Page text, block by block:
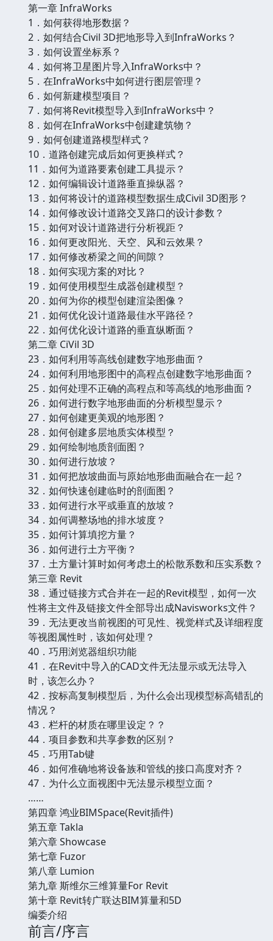
第一章 InfraWorks
1．如何获得地形数据？
2．如何结合Civil 3D把地形导入到InfraWorks？
3．如何设置坐标系？
4．如何将卫星图片导入InfraWorks中？
5．在InfraWorks中如何进行图层管理？
6．如何新建模型项目？
7．如何将Revit模型导入到InfraWorks中？
8．如何在InfraWorks中创建建筑物？
9．如何创建道路模型样式？
10．道路创建完成后如何更换样式？
11．如何为道路要素创建工具提示？
12．如何编辑设计道路垂直操纵器？
13．如何将设计的道路模型数据生成Civil 3D图形？
14．如何修改设计道路交叉路口的设计参数？
15．如何对设计道路进行分析视距？
16．如何更改阳光、天空、风和云效果？
17．如何修改桥梁之间的间隙？
18．如何实现方案的对比？
19．如何使用模型生成器创建模型？
20．如何为你的模型创建渲染图像？
21．如何优化设计道路最佳水平路径？
22．如何优化设计道路的垂直纵断面？
第二章 CiVil 3D
23．如何利用等高线创建数字地形曲面？
24．如何利用地形图中的高程点创建数字地形曲面？
25．如何处理不正确的高程点和等高线的地形曲面？
26．如何进行数字地形曲面的分析模型显示？
27．如何创建更美观的地形图？
28．如何创建多层地质实体模型？
29．如何绘制地质剖面图？
30．如何进行放坡？
31．如何把放坡曲面与原始地形曲面融合在一起？
32．如何快速创建临时的剖面图？
33．如何进行水平或垂直的放坡？
34．如何调整场地的排水坡度？
35．如何计算填挖方量？
36．如何进行土方平衡？
37．土方量计算时如何考虑土的松散系数和压实系数？
第三章 Revit
38．通过链接方式合并在一起的Revit模型，如何一次
性将主文件及链接文件全部导出成Navisworks文件？
39．无法更改当前视图的可见性、视觉样式及详细程度
等视图属性时，该如何处理？
40．巧用浏览器组织功能
41．在Revit中导入的CAD文件无法显示或无法导入
时，该怎么办？
42．按标高复制模型后，为什么会出现模型标高错乱的
情况？
43．栏杆的材质在哪里设定？？
44．项目参数和共享参数的区别？
45．巧用Tab键
46．如何准确地将设备族和管线的接口高度对齐？
47．为什么立面视图中无法显示模型立面？
……
第四章 鸿业BIMSpace(Revit插件)
第五章 Takla
第六章 Showcase
第七章 Fuzor
第八章 Lumion
第九章 斯维尔三维算量For Revit
第十章 Revit转广联达BIM算量和5D
编委介绍
前言/序言